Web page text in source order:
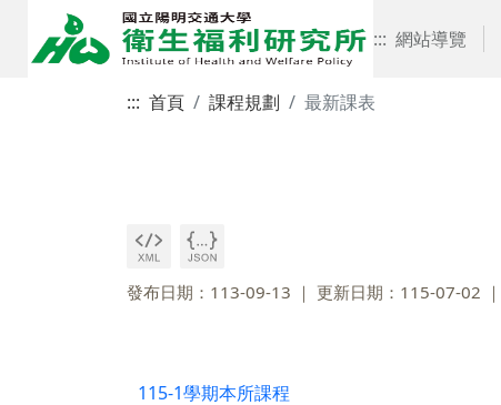
::: 網站導覽
::: 首頁 課程規劃 最新課表
發布日期：113-09-13 更新日期：115-07-02
115-1學期本所課程